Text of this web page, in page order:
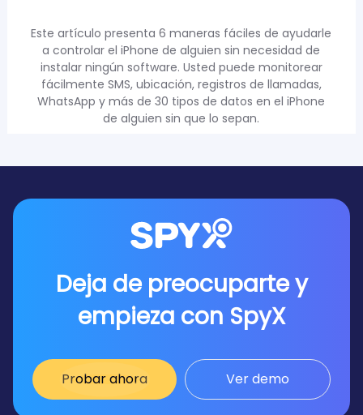
Este artículo presenta 6 maneras fáciles de ayudarle
a controlar el iPhone de alguien sin necesidad de
instalar ningún software. Usted puede monitorear
fácilmente SMS, ubicación, registros de llamadas,
WhatsApp y más de 30 tipos de datos en el iPhone
de alguien sin que lo sepan.
Deja de preocuparte y
empieza con SpyX
Probar ahora Ver demo